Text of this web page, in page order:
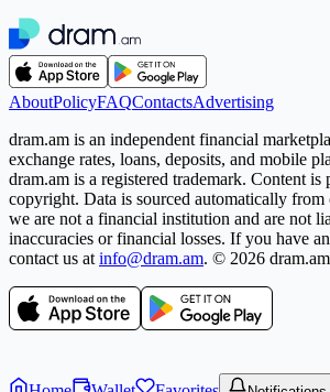
AboutPolicyFAQContactsAdvertising
dram.am is an independent financial
exchange rates, loans, deposits, and mobile
dram.am is a registered trademark. Content is
copyright. Data is sourced automatically from
we are not a financial institution and are not
inaccuracies or financial losses. If you have
contact us at info@dram.am. © 2026